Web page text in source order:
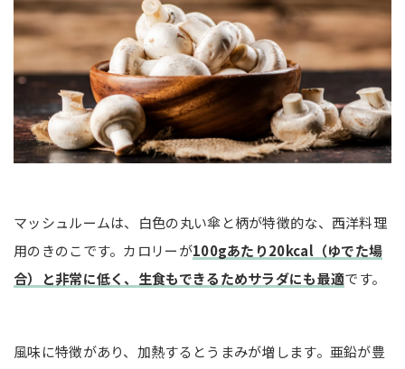
マッシュルームは、白色の丸い傘と柄が特徴的な、西洋料理
用のきのこです。カロリーが100gあたり20kcal（ゆでた場
合）と非常に低く、生食もできるためサラダにも最適です。
風味に特徴があり、加熱するとうまみが増します。亜鉛が豊